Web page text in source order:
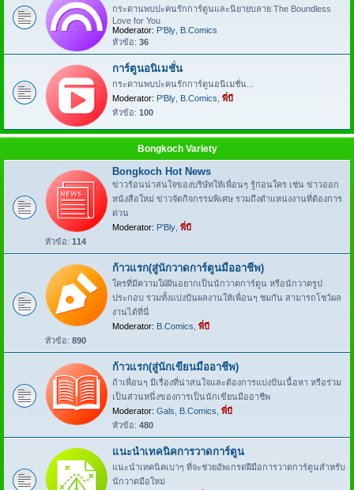
กระดานพบปะคนรักการ์ตูนและนิยายบลาย The Boundless
Love for You
Moderator: P'Bly B.Comics
หัวข้อ: 36
การ์ตูนอนิเมชั่น
กระดานพบปะคนรักการ์ตูนอนิเมชั่น...
Moderator: P'Bly B.Comics พี่บี
หัวข้อ: 100
Bongkoch Variety
Bongkoch Hot News
ข่าวร้อนน่าสนใจของบริษัทให้เพื่อนๆ รู้ก่อนใคร เช่น ข่าวออก
หนังสือใหม่ ข่าวจัดกิจกรรมพิเศษ รวมถึงตำแหน่งงานที่ต้องการ
ด่วน
Moderator: P'Bly พี่บี
หัวข้อ: 114
ก้าวแรก(สู่นักวาดการ์ตูนมืออาชีพ)
ใครที่มีความใฝ่ฝันอยากเป็นนักวาดการ์ตูน หรือนักวาดรูป
ประกอบ รวมทั้งแบ่งปันผลงานให้เพื่อนๆ ชมกัน สามารถโชว์ผล
งานได้ที่นี่
Moderator: B.Comics พี่บี
หัวข้อ: 890
ก้าวแรก(สู่นักเขียนมืออาชีพ)
ถ้าเพื่อนๆ มีเรื่องที่น่าสนใจและต้องการแบ่งปันเนื้อหา หรือร่วม
เป็นส่วนหนึ่งของการเป็นนักเขียนมืออาชีพ
Moderator: Gals B.Comics พี่บี
หัวข้อ: 480
แนะนำเทคนิคการวาดการ์ตูน
แนะนำเทคนิคเบาๆ ที่จะช่วยอัพเกรดฝีมือการวาดการ์ตูนสำหรับ
นักวาดมือใหม่